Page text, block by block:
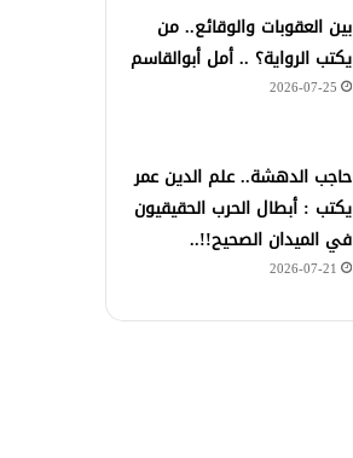
بين العقوبات والوقائع.. من
يكتب الرواية؟ .. أمل أبوالقاسم
2026-07-25
حاجب الدهشة.. علم الدين عمر
يكتب : أبطال الحرب الحقيقيون
في الميدان الصحيح!!..
2026-07-21